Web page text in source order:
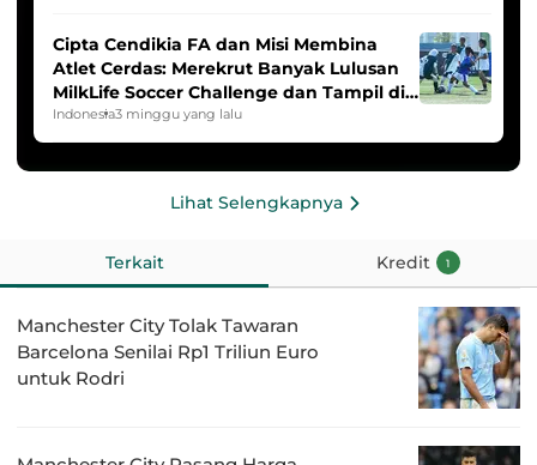
Cipta Cendikia FA dan Misi Membina
Atlet Cerdas: Merekrut Banyak Lulusan
MilkLife Soccer Challenge dan Tampil di
HYDROPLUS Soccer League
Indonesia3 minggu yang lalu
Lihat Selengkapnya
Terkait Kredit 1
Manchester City Tolak Tawaran
Barcelona Senilai Rp1 Triliun Euro
untuk Rodri